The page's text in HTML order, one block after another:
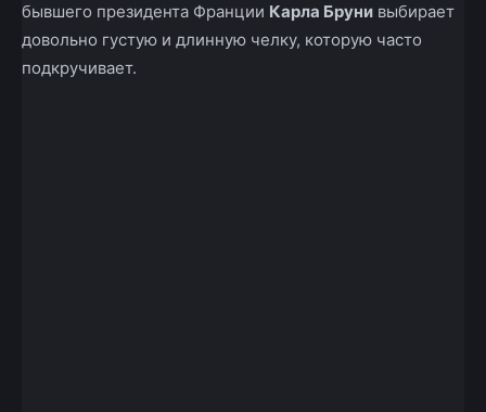
бывшего президента Франции Карла Бруни выбирает
довольно густую и длинную челку, которую часто
подкручивает.